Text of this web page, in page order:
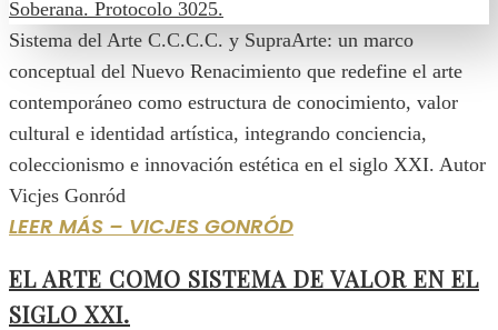
Sistema del Arte C.C.C.C. y SupraArte: un marco
conceptual del Nuevo Renacimiento que redefine el arte
contemporáneo como estructura de conocimiento, valor
cultural e identidad artística, integrando conciencia,
coleccionismo e innovación estética en el siglo XXI. Autor
Vicjes Gonród
LEER MÁS – VICJES GONRÓD
EL ARTE COMO SISTEMA DE VALOR EN EL
SIGLO XXI.